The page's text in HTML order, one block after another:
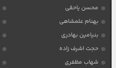
محسن یاحقی
بهنام علمشاهی
بنیامین بهادری
حجت اشرف زاده
شهاب مظفری